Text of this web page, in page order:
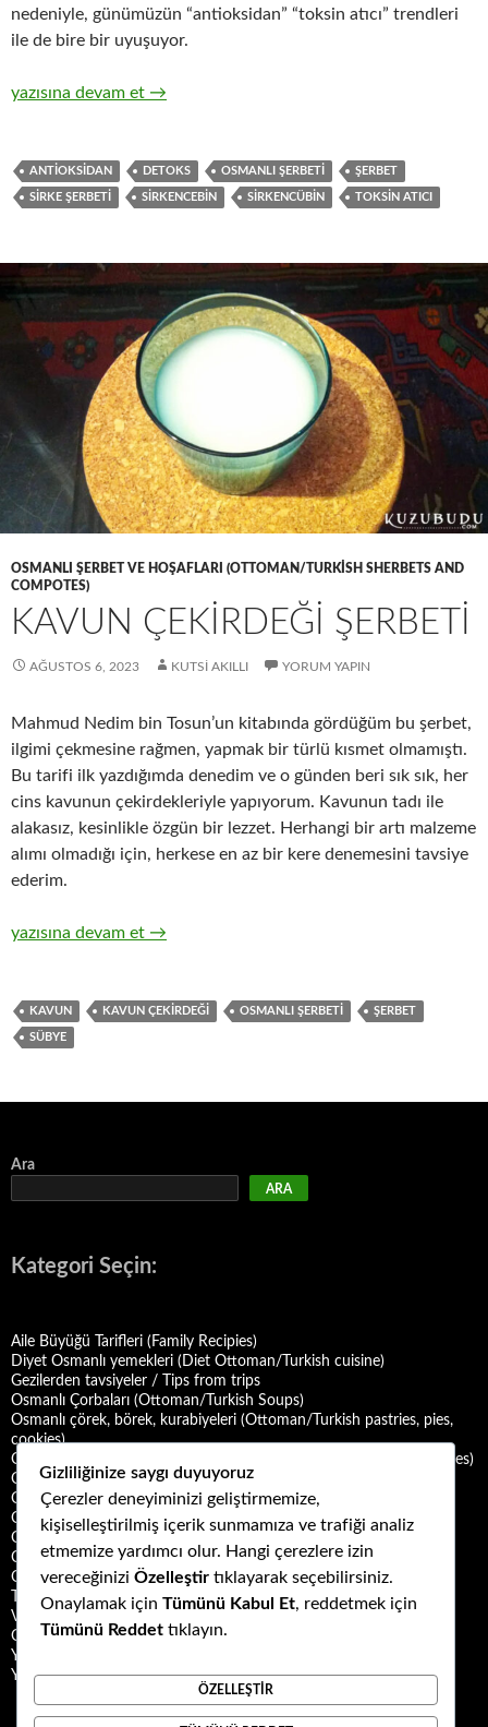
nedeniyle, günümüzün “antioksidan” “toksin atıcı” trendleri
ile de bire bir uyuşuyor.
Sikencebin
yazısına devam et →
ANTIOKSIDAN DETOKS OSMANLI ŞERBETI ŞERBET
SIRKE ŞERBETI SIRKENCEBIN SIRKENCÜBIN TOKSIN ATICI
OSMANLI ŞERBET VE HOŞAFLARI (OTTOMAN/TURKISH SHERBETS AND
COMPOTES)
KAVUN ÇEKİRDEĞİ ŞERBETİ
AĞUSTOS 6, 2023 KUTSI AKILLI YORUM YAPIN
Mahmud Nedim bin Tosun’un kitabında gördüğüm bu şerbet,
ilgimi çekmesine rağmen, yapmak bir türlü kısmet olmamıştı.
Bu tarifi ilk yazdığımda denedim ve o günden beri sık sık, her
cins kavunun çekirdekleriyle yapıyorum. Kavunun tadı ile
alakasız, kesinlikle özgün bir lezzet. Herhangi bir artı malzeme
alımı olmadığı için, herkese en az bir kere denemesini tavsiye
ederim.
KAVUN ÇEKİRDEĞİ ŞERBETİ
yazısına devam et →
KAVUN KAVUN ÇEKIRDEĞI OSMANLI ŞERBETI ŞERBET
SÜBYE
Ara
ARA
Kategori Seçin:
Aile Büyüğü Tarifleri (Family Recipies)
Diyet Osmanlı yemekleri (Diet Ottoman/Turkish cuisine)
Gezilerden tavsiyeler / Tips from trips
Osmanlı Çorbaları (Ottoman/Turkish Soups)
Osmanlı çörek, börek, kurabiyeleri (Ottoman/Turkish pastries, pies,
cookies)
Osmanlı Deniz Mahsulü Yemekleri (Ottoman/Turkish Seafood Dishes)
Osmanlı Halk Yemekleri (Ottoman/Turkish Folk Cuisine)
Osmanlı Mezeleri (Ottoman Mezes/Appetizers)
Osmanlı Saray Yemekleri (Ottoman/Turkish Palace Cuisine)
Osmanlı Şerbet ve Hoşafları (Ottoman/Turkish Sherbets and
Compotes)
Osmanlı Tatlıları (Ottoman/Turkish Desserts)
Türk Mutfağı Yemekleri (Turkish cuisine dishes)
Vegan ya da Vejetaryen Osmanlı Yemekleri (Vegan or Vegetarian
Ottoman/Turkish Dishes)
Yemek Kültürü (Food Culture)
Yemek ve Yemek Kültürü Kitapları
Gizliliğinize saygı duyuyoruz
Çerezler deneyiminizi geliştirmemize,
kişiselleştirilmiş içerik sunmamıza ve trafiği analiz
etmemize yardımcı olur. Hangi çerezlere izin
vereceğinizi Özelleştir tıklayarak seçebilirsiniz.
Onaylamak için Tümünü Kabul Et, reddetmek için
Tümünü Reddet tıklayın.
ÖZELLEŞTIR